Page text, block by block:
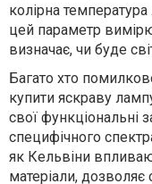
колірна
цей параметр
визначає, чи буде
Багато хто
купити яскраву
свої функціональні
специфічного
як Кельвіни
матеріали,